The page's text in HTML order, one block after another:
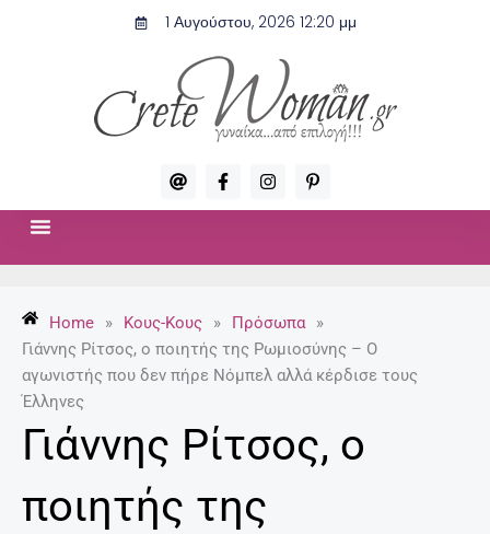
1 Αυγούστου, 2026 12:20 μμ
A
t
F
a
c
I
n
s
P
i
n
p
Home » Κους-Κους » Πρόσωπα
»
Γιάννης Ρίτσος, ο ποιητής της Ρωμιοσύνης – Ο
αγωνιστής που δεν πήρε Νόμπελ αλλά κέρδισε τους
Έλληνες
Γιάννης Ρίτσος, ο
ποιητής της